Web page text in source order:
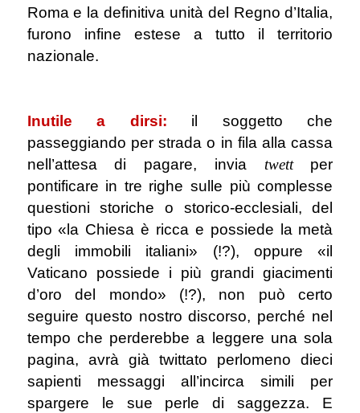
Roma e la definitiva unità del Regno d’Italia,
furono infine estese a tutto il territorio
nazionale.
Inutile a dirsi: il soggetto che
passeggiando per strada o in fila alla cassa
nell’attesa di pagare, invia twett
per
pontificare in tre righe sulle più complesse
questioni storiche o storico-ecclesiali, del
tipo «la Chiesa è ricca e possiede la metà
degli immobili italiani» (!?), oppure «il
Vaticano possiede i più grandi giacimenti
d’oro del mondo» (!?), non può certo
seguire questo nostro discorso, perché nel
tempo che perderebbe a leggere una sola
pagina, avrà già twittato perlomeno dieci
sapienti messaggi all’incirca simili per
spargere le sue perle di saggezza. E